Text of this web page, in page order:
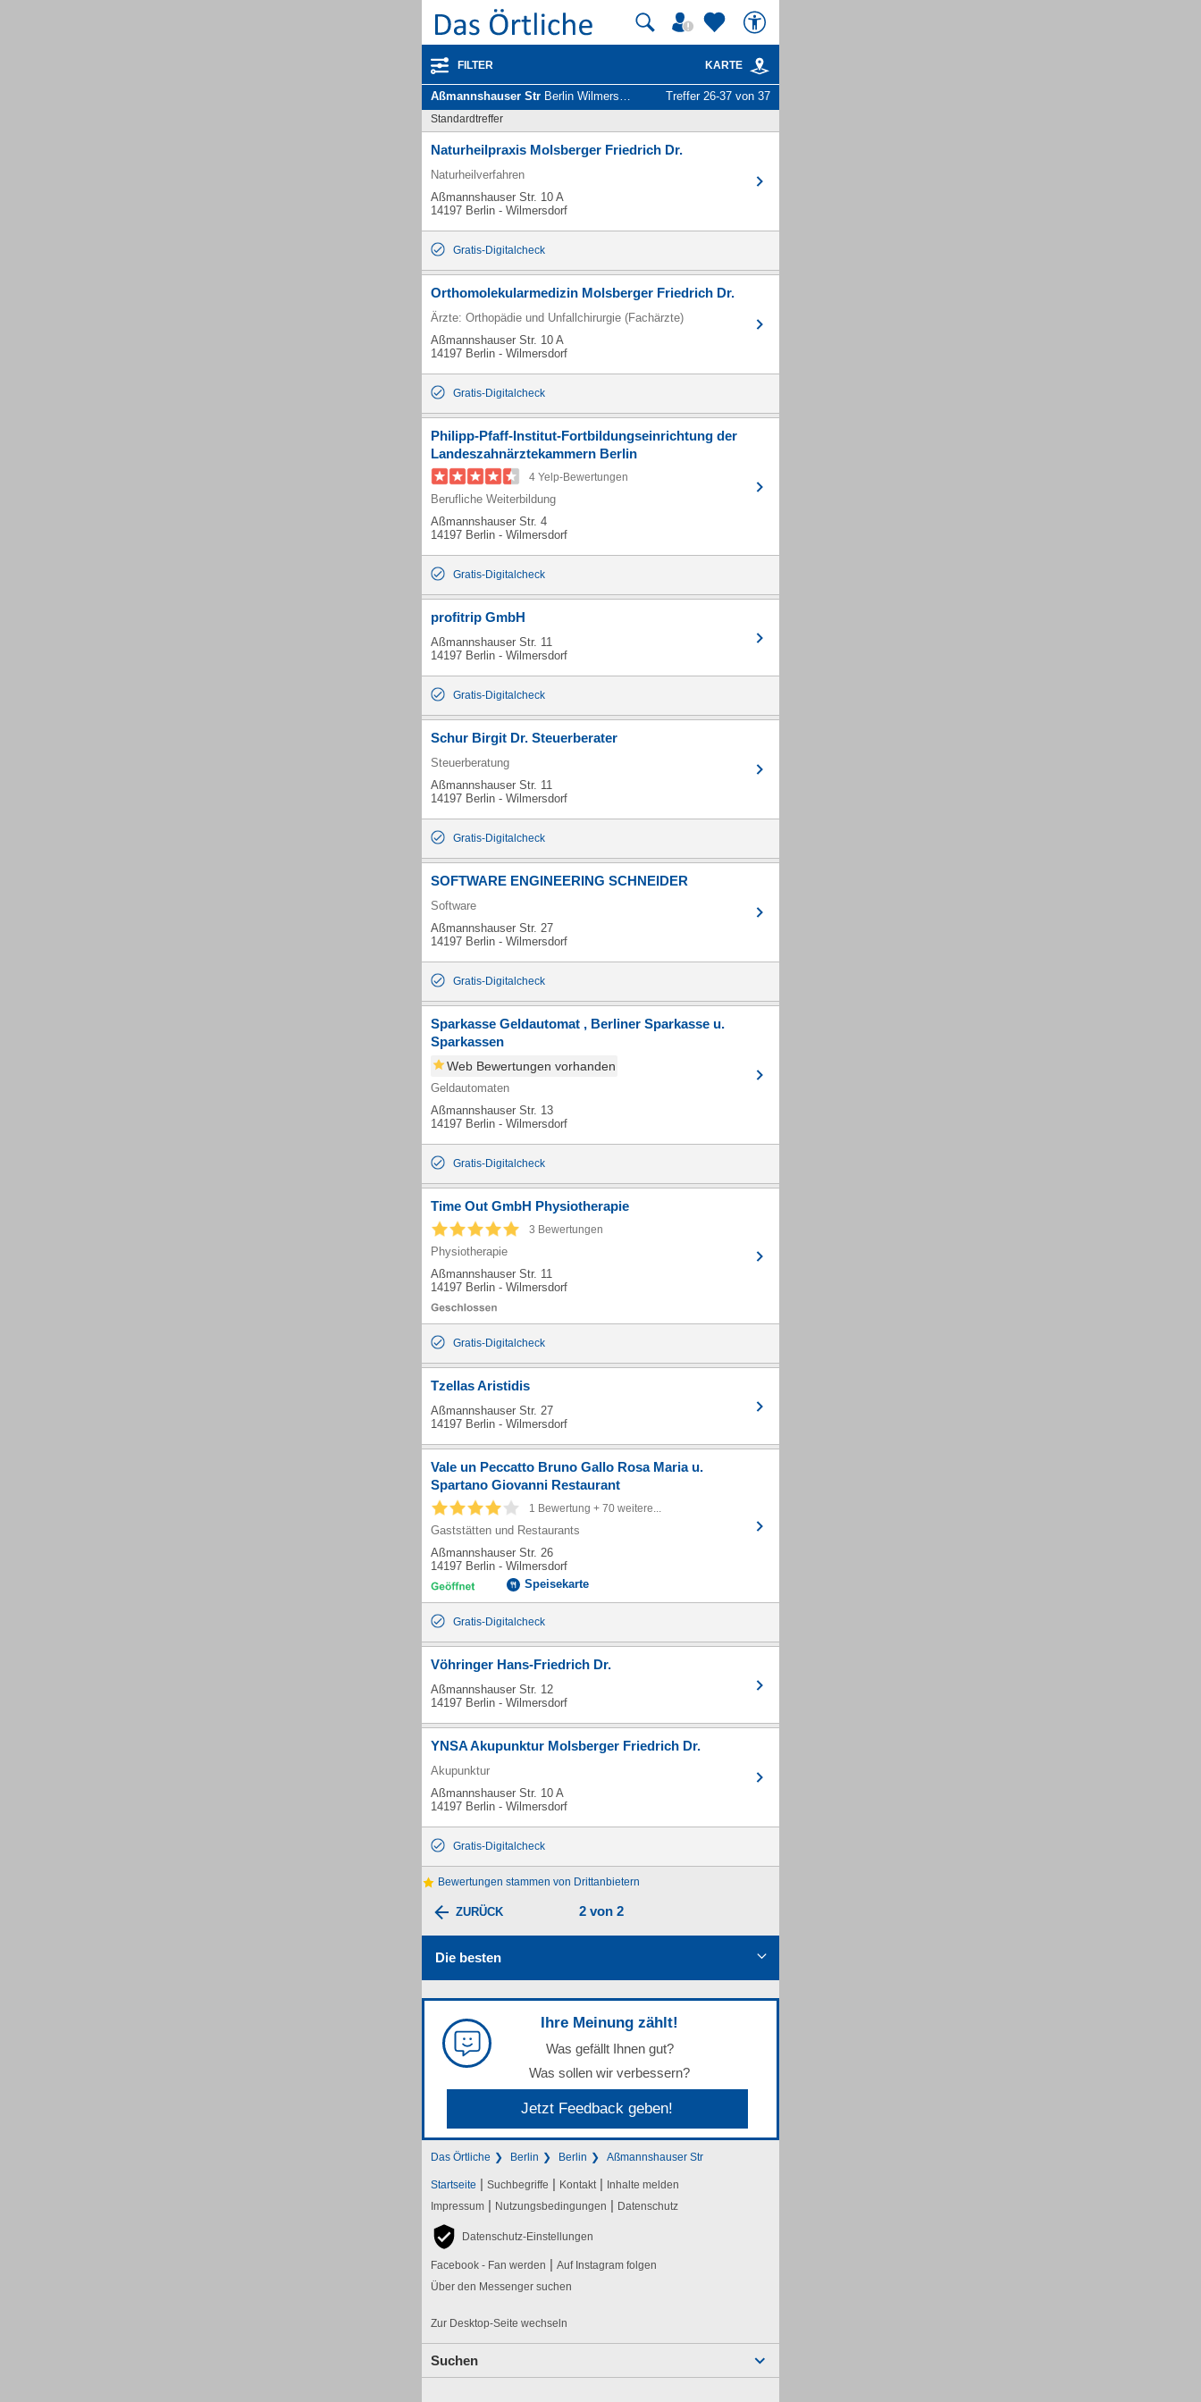
FILTER KARTE
Aßmannshauser Str Berlin Wilmersdorf - Unternehmen und Personen Treffer 26-37 von 37
Standardtreffer
Naturheilpraxis Molsberger Friedrich Dr.
Naturheilverfahren
Aßmannshauser Str. 10 A
14197 Berlin - Wilmersdorf
Gratis-Digitalcheck
Orthomolekularmedizin Molsberger Friedrich Dr.
Ärzte: Orthopädie und Unfallchirurgie (Fachärzte)
Aßmannshauser Str. 10 A
14197 Berlin - Wilmersdorf
Gratis-Digitalcheck
Philipp-Pfaff-Institut-Fortbildungseinrichtung der
Landeszahnärztekammern Berlin
4 Yelp-Bewertungen
Berufliche Weiterbildung
Aßmannshauser Str. 4
14197 Berlin - Wilmersdorf
Gratis-Digitalcheck
profitrip GmbH
Aßmannshauser Str. 11
14197 Berlin - Wilmersdorf
Gratis-Digitalcheck
Schur Birgit Dr. Steuerberater
Steuerberatung
Aßmannshauser Str. 11
14197 Berlin - Wilmersdorf
Gratis-Digitalcheck
SOFTWARE ENGINEERING SCHNEIDER
Software
Aßmannshauser Str. 27
14197 Berlin - Wilmersdorf
Gratis-Digitalcheck
Sparkasse Geldautomat , Berliner Sparkasse u.
Sparkassen
Web Bewertungen vorhanden
Geldautomaten
Aßmannshauser Str. 13
14197 Berlin - Wilmersdorf
Gratis-Digitalcheck
Time Out GmbH Physiotherapie
3 Bewertungen
Physiotherapie
Aßmannshauser Str. 11
14197 Berlin - Wilmersdorf
Gratis-Digitalcheck
Tzellas Aristidis
Aßmannshauser Str. 27
14197 Berlin - Wilmersdorf
Vale un Peccatto Bruno Gallo Rosa Maria u.
Spartano Giovanni Restaurant
1 Bewertung + 70 weitere...
Gaststätten und Restaurants
Aßmannshauser Str. 26
14197 Berlin - Wilmersdorf
Speisekarte
Gratis-Digitalcheck
Vöhringer Hans-Friedrich Dr.
Aßmannshauser Str. 12
14197 Berlin - Wilmersdorf
YNSA Akupunktur Molsberger Friedrich Dr.
Akupunktur
Aßmannshauser Str. 10 A
14197 Berlin - Wilmersdorf
Gratis-Digitalcheck
Bewertungen stammen von Drittanbietern
ZURÜCK 2 von 2
Die besten
Ihre Meinung zählt!
Was gefällt Ihnen gut?
Was sollen wir verbessern?
Jetzt Feedback geben!
Das Örtliche Berlin Berlin Aßmannshauser Str
Startseite | Suchbegriffe | Kontakt | Inhalte melden
Impressum | Nutzungsbedingungen | Datenschutz
Datenschutz-Einstellungen
Facebook - Fan werden | Auf Instagram folgen
Über den Messenger suchen
Zur Desktop-Seite wechseln
Suchen